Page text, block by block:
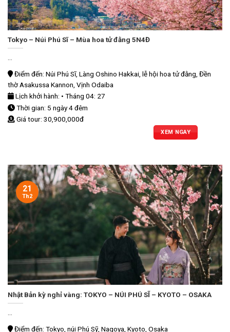
Tokyo – Núi Phú Sĩ – Mùa hoa tử đằng 5N4Đ
Điểm đến: Núi Phú Sĩ, Làng Oshino Hakkai, lễ hội hoa tử đằng, Đền
thờ Asakussa Kannon, Vịnh Odaiba
Lịch khởi hành: • Tháng 04: 27
Thời gian: 5 ngày 4 đêm
Giá tour: 30,900,000đ
XEM NGAY
Nhật Bản kỳ nghỉ vàng: TOKYO – NÚI PHÚ SĨ – KYOTO – OSAKA
Điểm đến: Tokyo, núi Phú Sỹ, Nagoya, Kyoto, Osaka
21
Th2